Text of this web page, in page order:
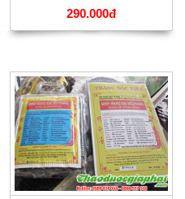
Qủa Nhất ???
290.000đ